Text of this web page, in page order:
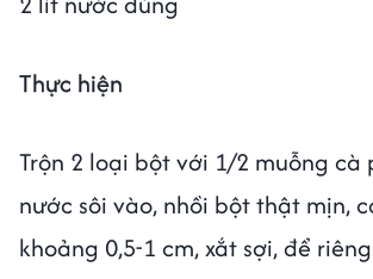
Thực hiện
Trộn 2 loại bột với 1/2 muỗng cà
nước sôi vào, nhồi bột thật mịn,
khoảng 0,5-1 cm, xắt sợi, để